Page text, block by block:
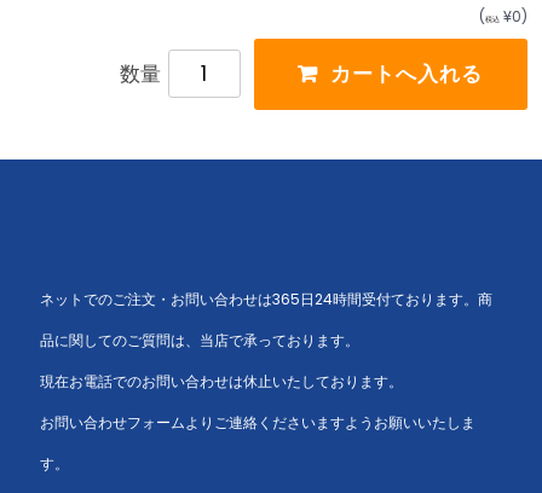
(税込 ¥0)
数量
ネットでのご注文・お問い合わせは365日24時間受付ております。商
品に関してのご質問は、当店で承っております。
現在お電話でのお問い合わせは休止いたしております。
お問い合わせフォームよりご連絡くださいますようお願いいたしま
す。